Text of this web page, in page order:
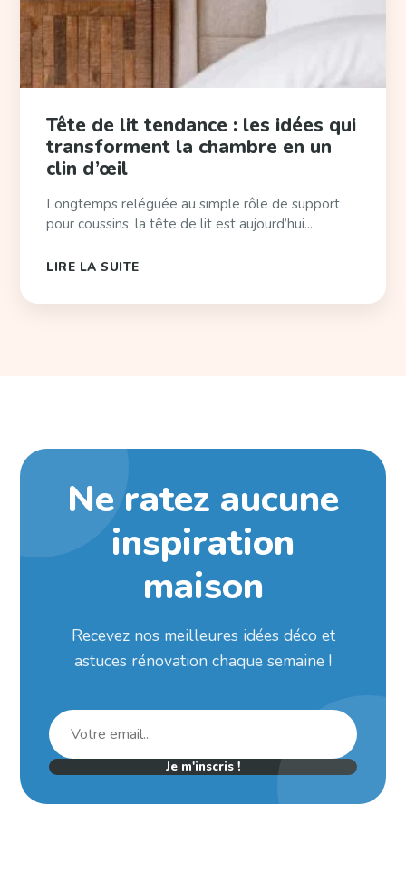
Tête de lit tendance : les idées qui
transforment la chambre en un
clin d’œil
Longtemps reléguée au simple rôle de support
pour coussins, la tête de lit est aujourd’hui...
LIRE LA SUITE
Ne ratez aucune
inspiration
maison
Recevez nos meilleures idées déco et
astuces rénovation chaque semaine !
Je m'inscris !